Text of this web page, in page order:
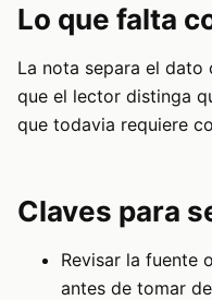
Lo que falta
La nota separa el
que el lector distinga
que todavia requiere
Claves para
Revisar la fuente
antes de tomar